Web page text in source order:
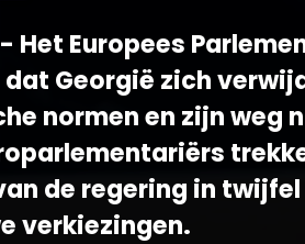
Het Europees
Georgië zich
normen en zijn weg
de regering in twijfel
verkiezingen.